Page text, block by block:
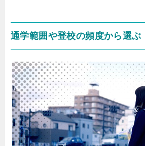
通学範囲や登校の頻度から選ぶ